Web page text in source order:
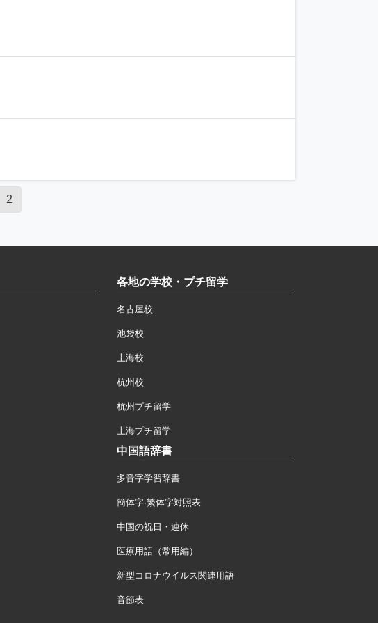
2
各地の学校・プチ留学
名古屋校
池袋校
上海校
杭州校
杭州プチ留学
上海プチ留学
中国語辞書
多音字学習辞書
簡体字·繁体字対照表
中国の祝日・連休
医療用語（常用編）
新型コロナウイルス関連用語
音節表